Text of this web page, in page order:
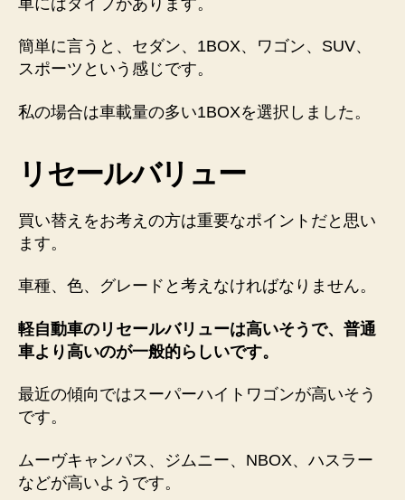
簡単に言うと、セダン、1BOX、ワゴン、SUV、
スポーツという感じです。
私の場合は車載量の多い1BOXを選択 しました。
リセールバリュー
買い替えをお考えの方は重要なポイントだと思い
ます。
車種、色、グレードと考えなければなりません。
軽自動車のリセールバリューは高いそうで、普通
車より高いのが一般的らしいです。
最近の傾向ではスーパーハイトワゴンが高いそう
です。
ムーヴキャンパス、ジムニー、NBOX、ハスラー
などが高いようです。